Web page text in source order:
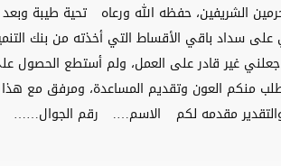
الشريفين، حفظه الله ورعاه تحية طيبة وبعد
سداد باقي الأقساط التي أخذته من بنك
غير قادر على العمل، ولم أستطع الحصول
منكم العون وتقديم المساعدة، ومرفق مع
مقدمه لكم الاسم….
رقم الجوال……